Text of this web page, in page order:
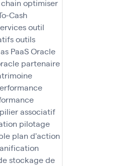
optimiser
Cash
outil
outils
PaaS Oracle
partenaire
pilier associatif
pilotage
plan d'action
stockage de